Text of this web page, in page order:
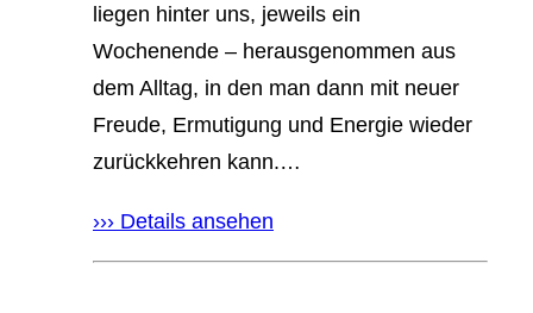
liegen hinter uns, jeweils ein
Wochenende – herausgenommen aus
dem Alltag, in den man dann mit neuer
Freude, Ermutigung und Energie wieder
zurückkehren kann.…
››› Details ansehen